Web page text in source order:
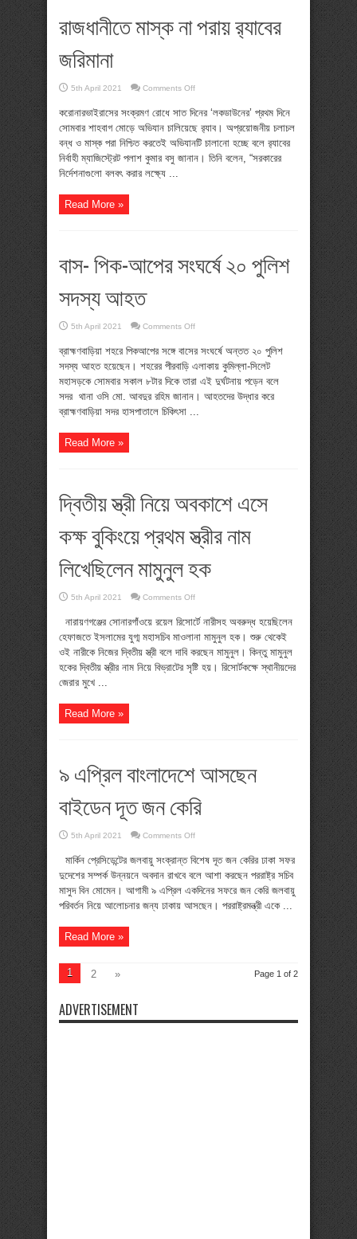
রাজধানীতে মাস্ক না পরায় র‍্যাবের
জরিমানা
5th April 2021 Comments Offon
না
পরায়
র‍্যাবের
জরিমানা
করোনারভাইরাসের সংক্রমণ রোধে সাত দিনের ‘লকডাউনের’ প্রথম দিনে
সোমবার শাহবাগ মোড়ে অভিযান চালিয়েছে র‍্যাব। অপ্রয়োজনীয় চলাচল
বন্ধ ও মাস্ক পরা নিশ্চিত করতেই অভিযানটি চালানো হচ্ছে বলে র‍্যাবের
নির্বাহী ম্যাজিস্ট্রেট পলাশ কুমার বসু জানান। তিনি বলেন, “সরকারের
নির্দেশনাগুলো বলবৎ করার লক্ষ্যে ...
Read More »
বাস- পিক-আপের সংঘর্ষে ২০ পুলিশ
সদস্য আহত
5th April 2021 Comments Offon
আপের
সংঘর্ষে
২০
পুলিশ
আহত
ব্রাহ্মণবাড়িয়া শহরে পিকআপের সঙ্গে বাসের সংঘর্ষে অন্তত ২০ পুলিশ
সদস্য আহত হয়েছেন। শহরের পীরবাড়ি এলাকায় কুমিল্লা-সিলেট
মহাসড়কে সোমবার সকাল ৮টার দিকে তারা এই দুর্ঘটনায় পড়েন বলে
সদর থানা ওসি মো. আবদুর রহিম জানান। আহতদের উদ্ধার করে
ব্রাহ্মণবাড়িয়া সদর হাসপাতালে চিকিৎসা ...
Read More »
দ্বিতীয় স্ত্রী নিয়ে অবকাশে এসে
কক্ষ বুকিংয়ে প্রথম স্ত্রীর নাম
লিখেছিলেন মামুনুল হক
5th April 2021 Comments Offon
নিয়ে
অবকাশে
এসে
কক্ষ
বুকিংয়ে
প্রথম
নারায়ণগঞ্জের সোনারগাঁওয়ে রয়েল রিসোর্টে নারীসহ অবরুদ্ধ হয়েছিলেন
হেফাজতে ইসলামের যুগ্ম মহাসচিব মাওলানা মামুনুল হক। শুরু থেকেই
ওই নারীকে নিজের দ্বিতীয় স্ত্রী বলে দাবি করছেন মামুনুল। কিন্তু মামুনুল
হকের দ্বিতীয় স্ত্রীর নাম নিয়ে বিভ্রাটের সৃষ্টি হয়। রিসোর্টকক্ষে স্থানীয়দের
জেরার মুখে ...
Read More »
৯ এপ্রিল বাংলাদেশে আসছেন
বাইডেন দূত জন কেরি
5th April 2021 Comments Offon
বাংলাদেশে
আসছেন
বাইডেন
দূত
কেরি
মার্কিন প্রেসিডেন্টের জলবায়ু সংক্রান্ত বিশেষ দূত জন কেরির ঢাকা সফর
দুদেশের সম্পর্ক উন্নয়নে অবদান রাখবে বলে আশা করছেন পররাষ্ট্র সচিব
মাসুদ বিন মোমেন। আগামী ৯ এপ্রিল একদিনের সফরে জন কেরি জলবায়ু
পরিবর্তন নিয়ে আলোচনার জন্য ঢাকায় আসছেন। পররাষ্ট্রমন্ত্রী একে ...
Read More »
Page 1 of 2
1 2 »
ADVERTISEMENT